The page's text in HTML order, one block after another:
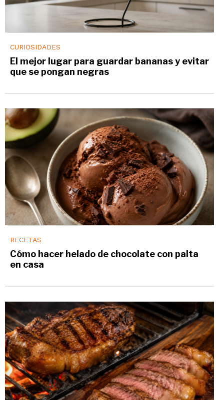
CURIOSIDADES
El mejor lugar para guardar bananas y evitar
que se pongan negras
RECETAS
Cómo hacer helado de chocolate con palta
en casa